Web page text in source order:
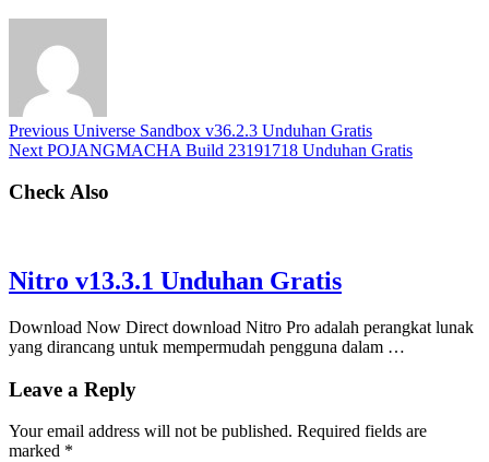
Previous Universe Sandbox v36.2.3 Unduhan Gratis
Next POJANGMACHA Build 23191718 Unduhan Gratis
Check Also
Nitro v13.3.1 Unduhan Gratis
Download Now Direct download Nitro Pro adalah perangkat lunak
yang dirancang untuk mempermudah pengguna dalam …
Leave a Reply
Your email address will not be published. Required fields are
marked *